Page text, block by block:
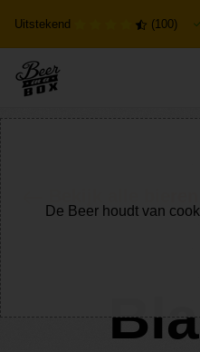
Uitstekend (100)
De Beer houdt van